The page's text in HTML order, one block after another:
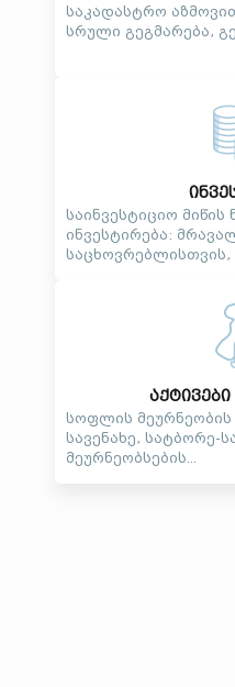
საკადასტრო
სრული გეგმარება,
საინვესტიციო მიწის
ინვესტირება:
საცხოვრებლისთვის,
სოფლის მეურნეობის
სავენახე, სატბორე-
მეურნეობსების...